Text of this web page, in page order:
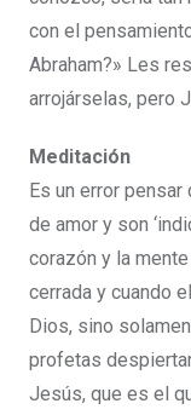
con el
Abraham?» Les
arrojárselas, pero
Meditación
Es un error
de amor y son
corazón y la
cerrada y cuando
Dios, sino
profetas
Jesús, que es el